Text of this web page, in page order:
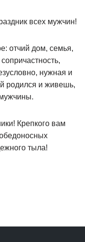
всех мужчин!
отчий дом, семья,
нужная и
родился и живешь,
Крепкого вам
тыла!